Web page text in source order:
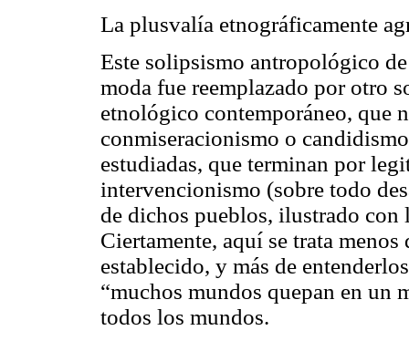
La plusvalía etnográficamente
Este solipsismo antropológico
moda fue reemplazado por otro
etnológico contemporáneo, que
conmiseracionismo o candidismo
estudiadas, que terminan por
intervencionismo (sobre todo
de dichos pueblos, ilustrado
Ciertamente, aquí se trata
establecido, y más de
“muchos mundos quepan en un
todos los mundos.